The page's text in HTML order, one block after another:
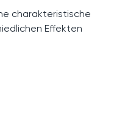
charakteristische
Effekten